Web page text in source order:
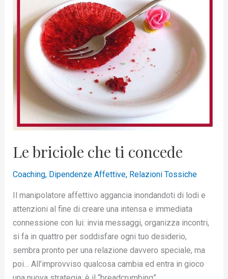
Le briciole che ti concede
Coaching, Dipendenze Affettive, Relazioni Tossiche
Il manipolatore affettivo aggancia inondandoti di lodi e
attenzioni al fine di creare una intensa e immediata
connessione con lui: invia messaggi, organizza incontri,
si fa in quattro per soddisfare ogni tuo desiderio,
sembra pronto per una relazione davvero speciale, ma
poi… All’improvviso qualcosa cambia ed entra in gioco
concede